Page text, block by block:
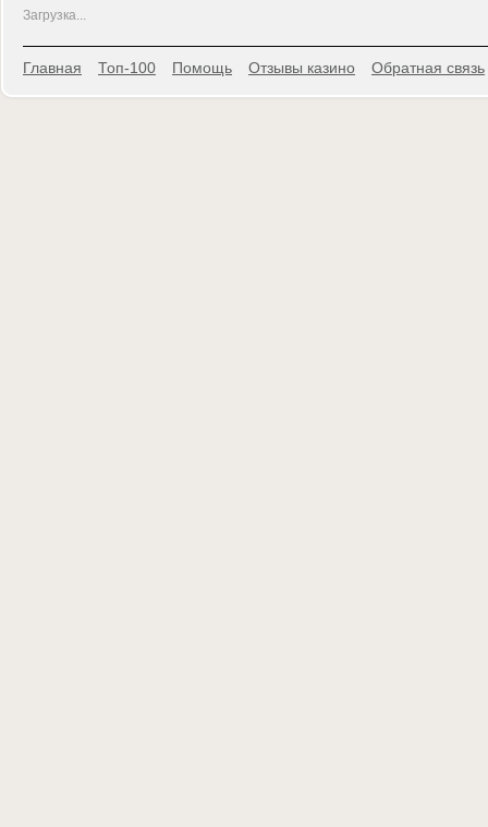
Загрузка...
Главная Топ-100 Помощь Отзывы казино Обратная связь